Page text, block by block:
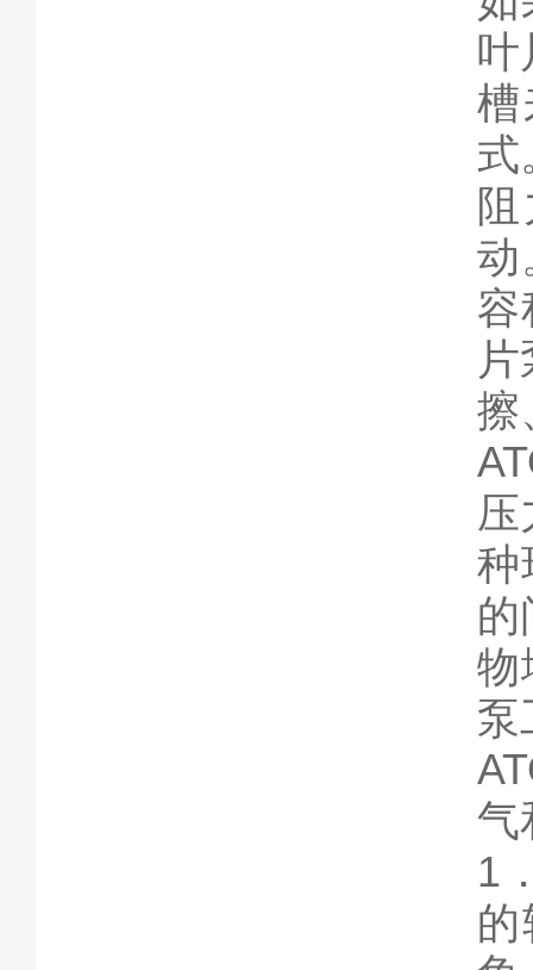
叶
槽
式
动
容
擦
种
的
物
泵
气
1